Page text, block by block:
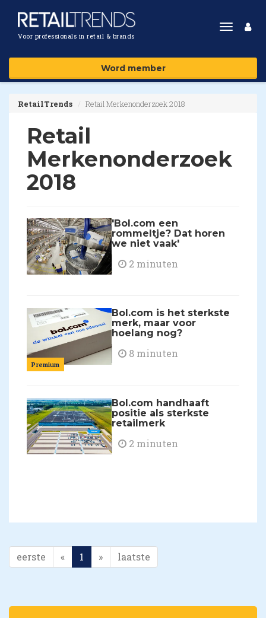
Voor professionals in retail & brands
Toggle
Word member
RetailTrends Retail Merkenonderzoek 2018
Retail
Merkenonderzoek
2018
'Bol.com een
rommeltje? Dat horen
we niet vaak'
2 minuten
Premium
Bol.com is het sterkste
merk, maar voor
hoelang nog?
8 minuten
Bol.com handhaaft
positie als sterkste
retailmerk
2 minuten
eerste « 1 » laatste